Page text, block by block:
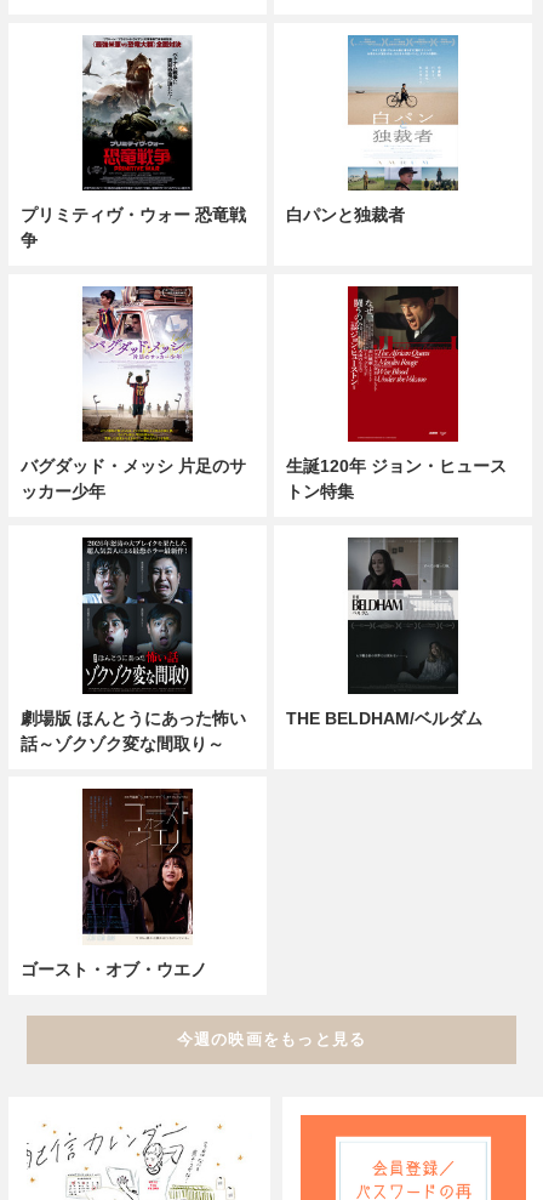
プリミティヴ・ウォー 恐竜戦
争
白パンと独裁者
バグダッド・メッシ 片足のサ
ッカー少年
生誕120年 ジョン・ヒュース
トン特集
劇場版 ほんとうにあった怖い
話～ゾクゾク変な間取り～
THE BELDHAM/ベルダム
ゴースト・オブ・ウエノ
今週の映画をもっと見る